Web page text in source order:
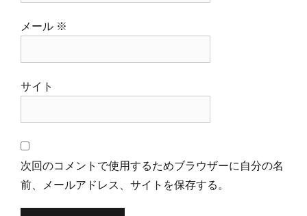
メール ※
サイト
次回のコメントで使用するためブラウザーに自分の名
前、メールアドレス、サイトを保存する。